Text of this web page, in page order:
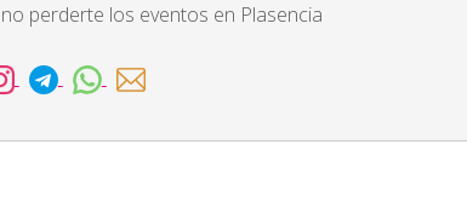
perderte los eventos en Plasencia